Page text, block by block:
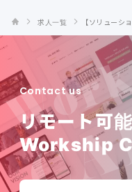
求人一覧 【ソリューシ
Contact us
リモート可
Workship